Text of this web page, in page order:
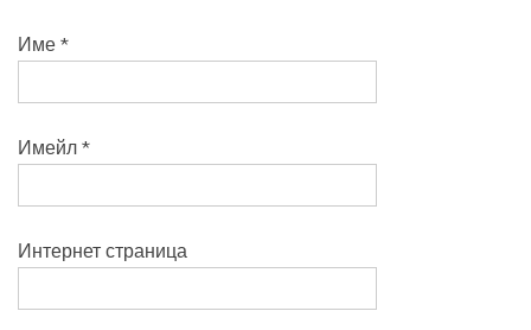
Име *
Имейл *
Интернет страница